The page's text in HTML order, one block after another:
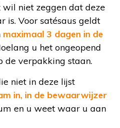
niet zeggen dat deze
is. Voor satésaus geldt
maximaal 3 dagen in de
u het ongeopend
de verpakking staan.
niet in deze lijst
in, in de bewaarwijzer
en u weet waar u aan